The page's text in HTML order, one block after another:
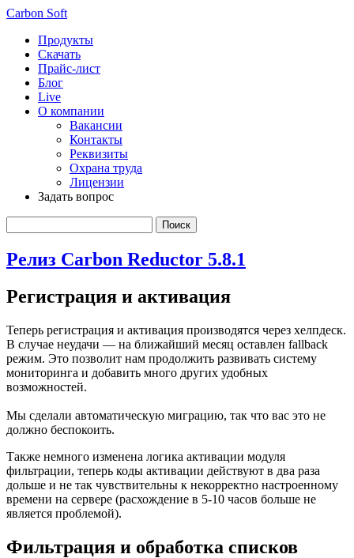
Carbon Soft
Продукты
Скачать
Прайс-лист
Блог
Live
О компании
Вакансии
Контакты
Реквизиты
Охрана труда
Лицензии
Задать вопрос
Релиз Carbon Reductor 5.8.1
Регистрация и активация
Теперь регистрация и активация производятся через хелпдеск.
В случае неудачи — на ближайший месяц оставлен fallback
режим. Это позволит нам продолжить развивать систему
мониторинга и добавить много других удобных
возможностей.
Мы сделали автоматическую миграцию, так что вас это не
должно беспокоить.
Также немного изменена логика активации модуля
фильтрации, теперь коды активации действуют в два раза
дольше и не так чувствительны к некорректно настроенному
времени на сервере (расхождение в 5-10 часов больше не
является проблемой).
Фильтрация и обработка списков